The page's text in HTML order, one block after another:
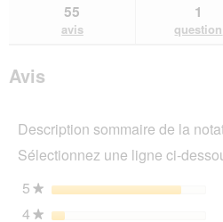
GOURMET
Gold
55
avis
1
question
Avis
Description sommaire de la
Sélectionnez une ligne ci-
5★ étoiles
4★ étoiles